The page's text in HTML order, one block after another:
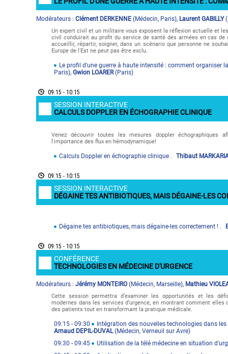
Modérateurs : Clément DERKENNE (Médecin, Paris), Laurent GABILLY(
Un expert civil et un militaire vous exposent la réflexion actuelle et
civil conduirait au profit du service de santé des armées en cas
accueillir, répartir, soigner, dans un scénario que personne ne
Europe de l'Est ne peut pas être exclu.
Le profil d'une guerre à haute intensité : comment organiser
Paris), Gwion LOARER(Paris)
09:15 - 10:15
SESSION INTERACTIVE
CALCULS DOPPLER EN ÉCHOGRAPHIE CLINIQUE
Venez découvrir toutes les mesures doppler échographiques
l'importance des flux en hémodynamique!
Calculs Doppler en échographie clinique . Thibaut
09:15 - 10:15
SESSION INTERACTIVE
DÉGAINE TES ANTIBIOTIQUES, MAIS DÉGAINE-LES
Dégaine tes antibiotiques, mais dégaine-les correctement ! .
09:15 - 10:15
CONFÉRENCE
TECHNOLOGIES EN MÉDECINE D'URGENCE
Modérateurs : Jérémy MONTEIRO (Médecin, Marseille), Mathieu
Cette session permettra d’examiner les opportunités et les
modernes dans les services d’urgence, en montrant comment
des patients tout en transformant la pratique médicale.
09:15 - 09:30
Intégration des nouvelles technologies dans les
Arnaud DEPIL-DUVAL(Médecin, Verneuil sur Avre)
09:30 - 09:45
Utilisation de la télé médecine en situation